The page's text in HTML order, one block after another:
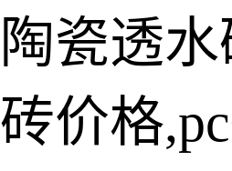
陶瓷透
砖价格
生态仿石砖
仿石透水砖
承重仿石砖
细面透水砖